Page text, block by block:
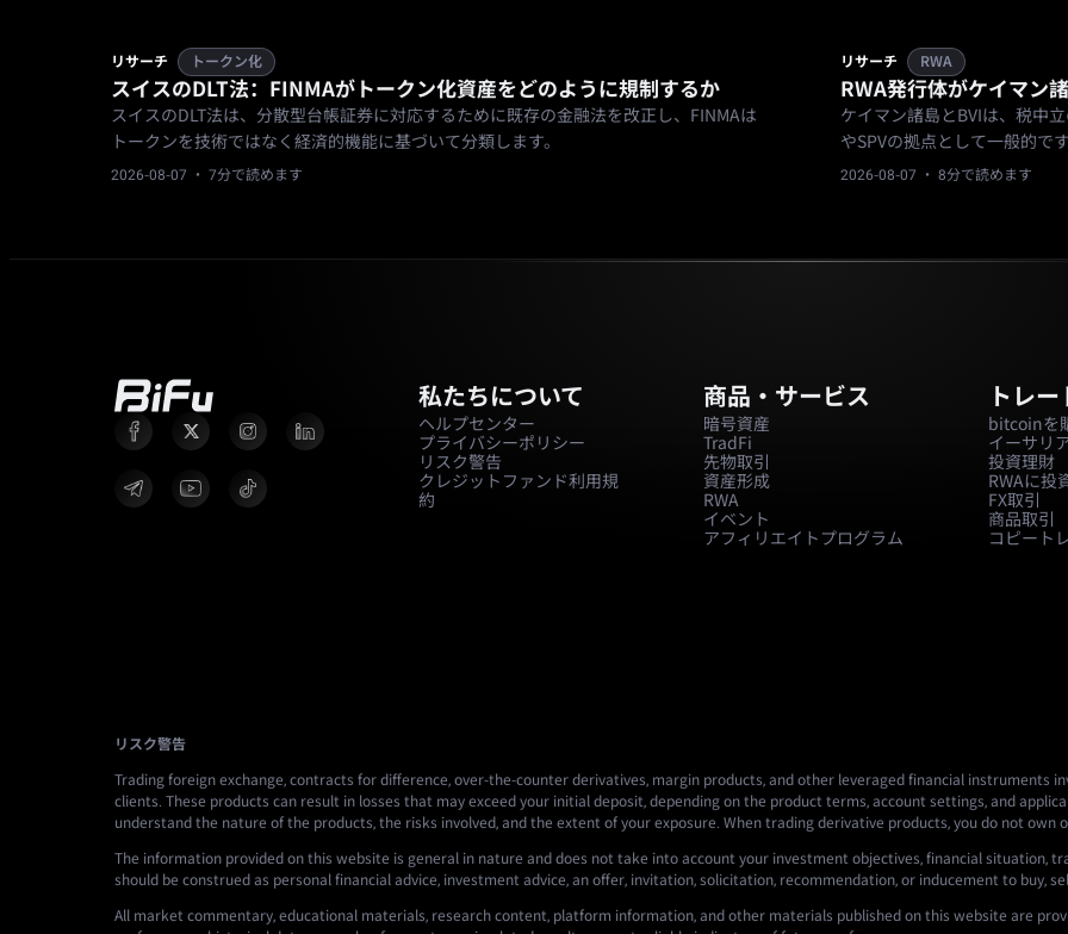
リサーチ トークン化
スイスのDLT法：FINMAがトークン化資産をどのように規制するか
スイスのDLT法は、分散型台帳証券に対応するために既存の金融法を改正し、FINMAは
トークンを技術ではなく経済的機能に基づいて分類します。
2026-08-07 · 7分で読めます
リサーチ RWA
RWA発行体がケイマン
ケイマン諸島とBVIは、税中
やSPVの拠点として一般的で
2026-08-07 · 8分で読めます
私たちについて
ヘルプセンター
プライバシーポリシー
リスク警告
クレジットファンド利用規
約
商品・サービス
暗号資産
TradFi
先物取引
資産形成
RWA
イベント
アフィリエイトプログラム
トレー
bitcoinを
イーサリ
投資理財
RWAに投
FX取引
商品取引
コピート
リスク警告
Trading foreign exchange, contracts for difference, over-the-counter derivatives, margin products, and other leveraged financial instruments
clients. These products can result in losses that may exceed your initial deposit, depending on the product terms, account settings, and
understand the nature of the products, the risks involved, and the extent of your exposure. When trading derivative products, you do not own
The information provided on this website is general in nature and does not take into account your investment objectives, financial situation,
should be construed as personal financial advice, investment advice, an offer, invitation, solicitation, recommendation, or inducement to buy,
All market commentary, educational materials, research content, platform information, and other materials published on this website are